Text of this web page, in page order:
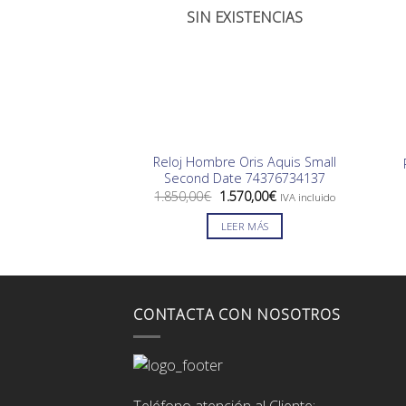
SIN EXISTENCIAS
Reloj Hombre Oris Aquis Small
Second Date 74376734137
1.850,00€ El
precio
original
era:
1.570,00€El
actual
IVA incluido
LEER MÁS
CONTACTA CON NOSOTROS